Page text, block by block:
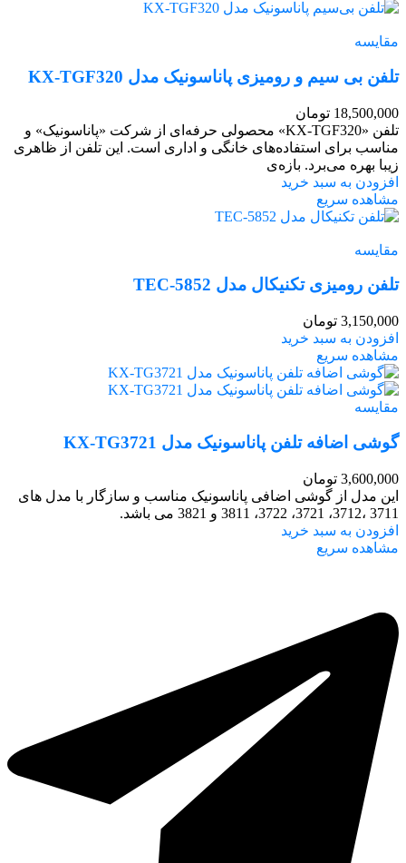
مقایسه
تلفن بی سیم و رومیزی پاناسونیک مدل KX-TGF320
18,500,000 تومان
تلفن «KX-TGF320» محصولی حرفه‌ای از شرکت «پاناسونیک» و
مناسب برای استفاده‌های خانگی و اداری است. این تلفن از ظاهری
زیبا بهره می‌برد. بازه‌ی
افزودن به سبد خرید
مشاهده سریع
مقایسه
تلفن رومیزی تکنیکال مدل TEC-5852
3,150,000 تومان
افزودن به سبد خرید
مشاهده سریع
مقایسه
گوشی اضافه تلفن پاناسونیک مدل KX-TG3721
3,600,000 تومان
این مدل از گوشی اضافی پاناسونیک مناسب و سازگار با مدل‌ های
3711 ،3712، 3721، 3722، 3811 و 3821 می باشد.
افزودن به سبد خرید
مشاهده سریع